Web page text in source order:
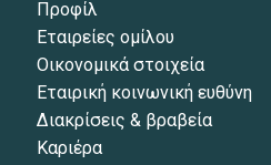
Προφίλ
Εταιρείες ομίλου
Οικονομικά στοιχεία
Εταιρική κοινωνική ευθύνη
Διακρίσεις & βραβεία
Καριέρα